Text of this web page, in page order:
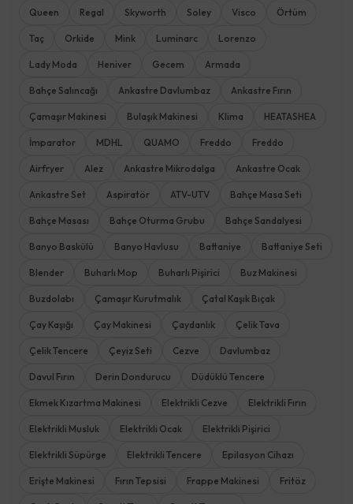
Queen Regal Skyworth Soley Visco Örtüm
Taç Orkide Mink Luminarc Lorenzo
Lady Moda Heniver Gecem Armada
Bahçe Salıncağı Ankastre Davlumbaz Ankastre Fırın
Çamaşır Makinesi Bulaşık Makinesi Klima HEATASHEA
İmparator MDHL QUAMO Freddo Freddo
Airfryer Alez Ankastre Mikrodalga Ankastre Ocak
Ankastre Set Aspiratör ATV-UTV Bahçe Masa Seti
Bahçe Masası Bahçe Oturma Grubu Bahçe Sandalyesi
Banyo Baskülü Banyo Havlusu Battaniye Battaniye Seti
Blender Buharlı Mop Buharlı Pişirici Buz Makinesi
Buzdolabı Çamaşır Kurutmalık Çatal Kaşık Bıçak
Çay Kaşığı Çay Makinesi Çaydanlık Çelik Tava
Çelik Tencere Çeyiz Seti Cezve Davlumbaz
Davul Fırın Derin Dondurucu Düdüklü Tencere
Ekmek Kızartma Makinesi Elektrikli Cezve Elektrikli Fırın
Elektrikli Musluk Elektrikli Ocak Elektrikli Pişirici
Elektrikli Süpürge Elektrikli Tencere Epilasyon Cihazı
Erişte Makinesi Fırın Tepsisi Frappe Makinesi Fritöz